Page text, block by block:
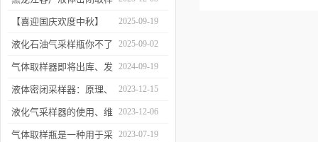
器原理与使用
器项目顺利交付
【喜迎国庆欢度中秋】
2025年国庆中秋放假通知
2025-09-19
液化石油气采样瓶你不了
解的知识！
2025-09-02
气体取样器即将出库、发
货！
2024-09-19
液体密闭采样器：原理、
应用和优势
2023-12-15
液化气采样器的使用、维
护与优化
2023-12-06
气体取样瓶是一种用于采 2023-07-19